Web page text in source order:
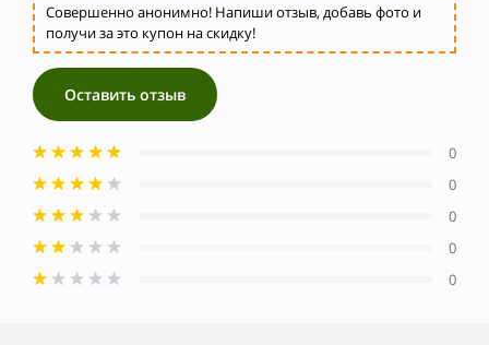
Совершенно анонимно! Напиши отзыв, добавь фото и
получи за это купон на скидку!
Оставить отзыв
0
0
0
0
0